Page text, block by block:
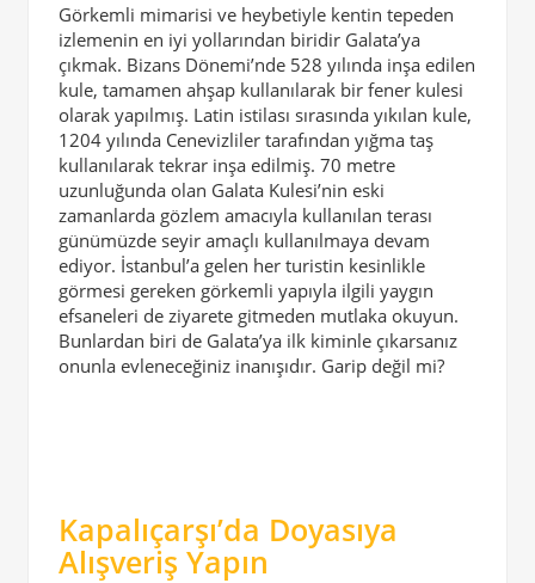
Görkemli mimarisi ve heybetiyle kentin tepeden
izlemenin en iyi yollarından biridir Galata’ya
çıkmak. Bizans Dönemi’nde 528 yılında inşa edilen
kule, tamamen ahşap kullanılarak bir fener kulesi
olarak yapılmış. Latin istilası sırasında yıkılan kule,
1204 yılında Cenevizliler tarafından yığma taş
kullanılarak tekrar inşa edilmiş. 70 metre
uzunluğunda olan Galata Kulesi’nin eski
zamanlarda gözlem amacıyla kullanılan terası
günümüzde seyir amaçlı kullanılmaya devam
ediyor. İstanbul’a gelen her turistin kesinlikle
görmesi gereken görkemli yapıyla ilgili yaygın
efsaneleri de ziyarete gitmeden mutlaka okuyun.
Bunlardan biri de Galata’ya ilk kiminle çıkarsanız
onunla evleneceğiniz inanışıdır. Garip değil mi?
Kapalıçarşı’da Doyasıya
Alışveriş Yapın